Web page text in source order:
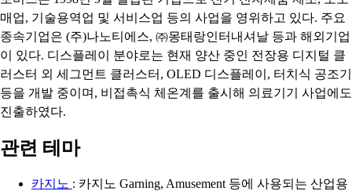
매업, 기술용역업 및 서비스업 등의 사업을 영위하고 있다. 주요
종속기업은 (주)나노티에스, ㈜몽태랑인터내셔날 등과 해외기업
이 있다. 디스플레이 분야로는 현재 양산 중인 전장용 디지털 클
러스터 외 세그먼트 클러스터, OLED 디스플레이, 터치식 공조기
등을 개발 중이며, 비접촉식 체온계를 출시해 의료기기 사업에도
진출하였다.
관련 테마
카지노 : 카지노 Garning, Amusement 등에 사용되는 산업용